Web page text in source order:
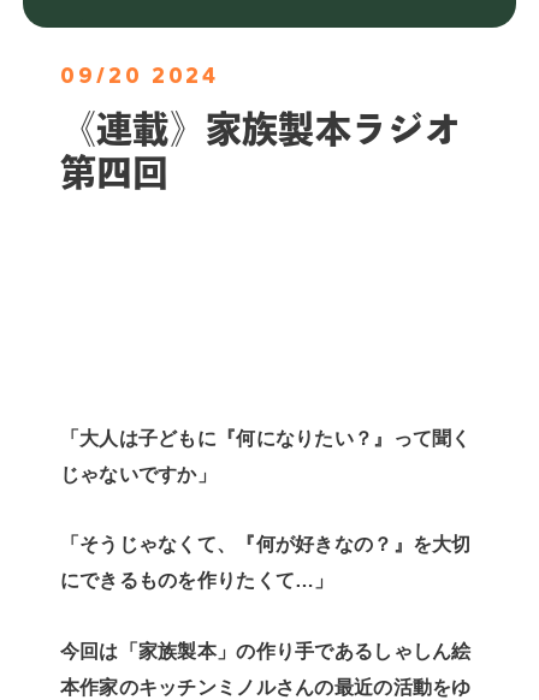
09/20 2024
《連載》家族製本ラジオ
第四回
「大人は子どもに『何になりたい？』って聞く
じゃないですか」
「そうじゃなくて、『何が好きなの？』を大切
にできるものを作りたくて…」
今回は「家族製本」の作り手であるしゃしん絵
本作家のキッチンミノルさんの最近の活動をゆ